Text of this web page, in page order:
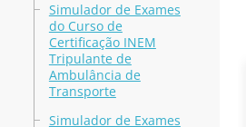
Simulador de Exames
do Curso de
Certificação INEM
Tripulante de
Ambulância de
Transporte
Simulador de Exames